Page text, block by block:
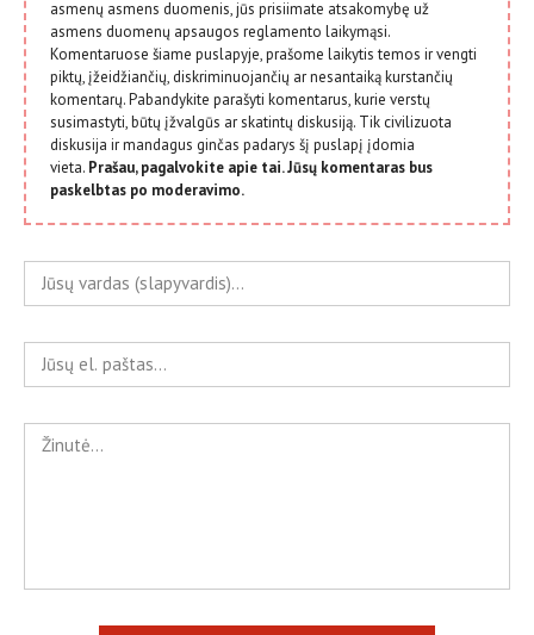
asmenų asmens duomenis, jūs prisiimate atsakomybę už
asmens duomenų apsaugos reglamento laikymąsi.
Komentaruose šiame puslapyje, prašome laikytis temos ir vengti
piktų, įžeidžiančių, diskriminuojančių ar nesantaiką kurstančių
komentarų. Pabandykite parašyti komentarus, kurie verstų
susimastyti, būtų įžvalgūs ar skatintų diskusiją. Tik civilizuota
diskusija ir mandagus ginčas padarys šį puslapį įdomia
vieta. Prašau, pagalvokite apie tai. Jūsų komentaras bus
paskelbtas po moderavimo.